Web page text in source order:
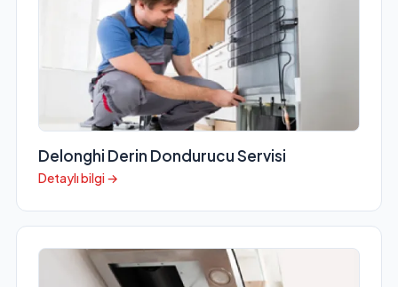
Delonghi Derin Dondurucu Servisi
Detaylı bilgi →